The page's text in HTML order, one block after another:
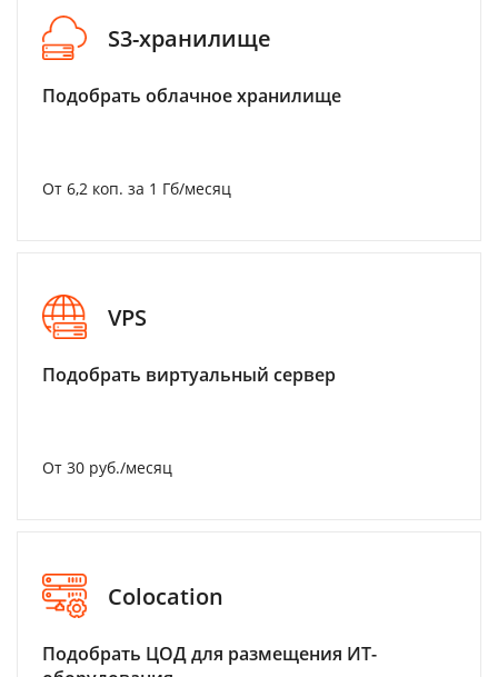
S3-хранилище
Подобрать облачное хранилище
От 6,2 коп. за 1 Гб/месяц
VPS
Подобрать виртуальный сервер
От 30 руб./месяц
Colocation
Подобрать ЦОД для размещения ИТ-